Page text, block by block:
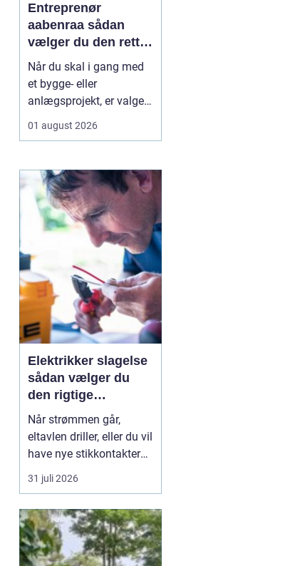
Entreprenør
aabenraa sådan
vælger du den rette
til dit projekt
Når du skal i gang med
et bygge- eller
anlægsprojekt, er valget
vigtigste beslutninger. En
spare dig både tid, penge
og bekymringer, mens et
dårligt valg let ender i
forsinkelser,
ekstraregninger og
ueni...
01 august 2026
Elektrikker slagelse
sådan vælger du
den rigtige
elektriker til
opgaven
Når strømmen går,
eltavlen driller, eller du vil
have nye stikkontakter
og belysning, er en
dygtig elektriker
sikkerhed og komfort. I
og omkring Slagelse
findes der mange el-
31 juli 2026